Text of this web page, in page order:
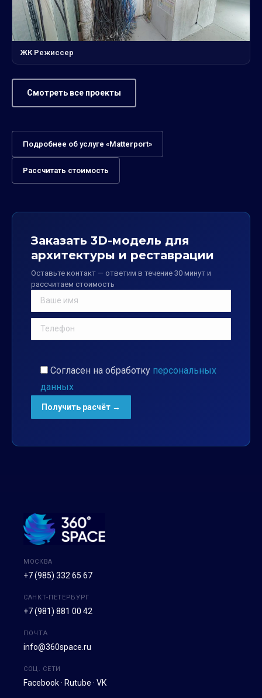
ЖК Режиссер
Смотреть все проекты
Подробнее об услуге «Matterport»
Рассчитать стоимость
Заказать 3D-модель для
архитектуры и реставрации
Оставьте контакт — ответим в течение 30 минут и
рассчитаем стоимость
Согласен на обработку персональных
данных
МОСКВА
+7 (985) 332 65 67
САНКТ-ПЕТЕРБУРГ
+7 (981) 881 00 42
ПОЧТА
info@360space.ru
СОЦ. СЕТИ
Facebook · Rutube · VK